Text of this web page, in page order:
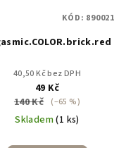
40,50 Kč bez DPH
49 Kč
140 Kč
(–65 %)
Skladem(1 ks)
KÓD: 890021